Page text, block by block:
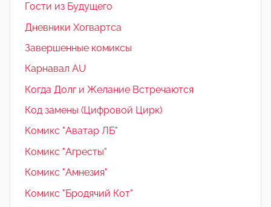
Гости из Будущего
Дневники Хогвартса
Завершенные комиксы
Карнавал AU
Когда Долг и Желание Встречаются
Код замены (Цифровой Цирк)
Комикс "Аватар ЛБ"
Комикс "Агресты"
Комикс "Амнезия"
Комикс "Бродячий Кот"